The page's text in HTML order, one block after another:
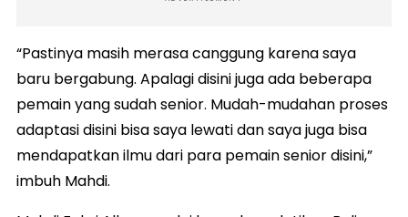
“Pastinya masih merasa canggung karena saya
baru bergabung. Apalagi disini juga ada beberapa
pemain yang sudah senior. Mudah-mudahan proses
adaptasi disini bisa saya lewati dan saya juga bisa
mendapatkan ilmu dari para pemain senior disini,”
imbuh Mahdi.